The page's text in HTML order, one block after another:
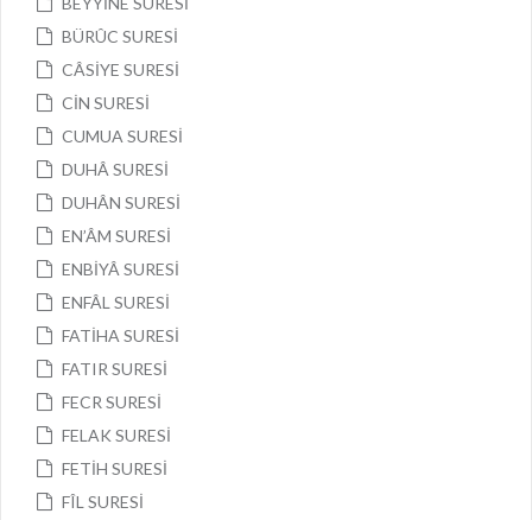
BÜRÛC SURESİ
CÂSİYE SURESİ
CİN SURESİ
CUMUA SURESİ
DUHÂ SURESİ
DUHÂN SURESİ
EN’ÂM SURESİ
ENBİYÂ SURESİ
ENFÂL SURESİ
FATİHA SURESİ
FATIR SURESİ
FECR SURESİ
FELAK SURESİ
FETİH SURESİ
FÎL SURESİ